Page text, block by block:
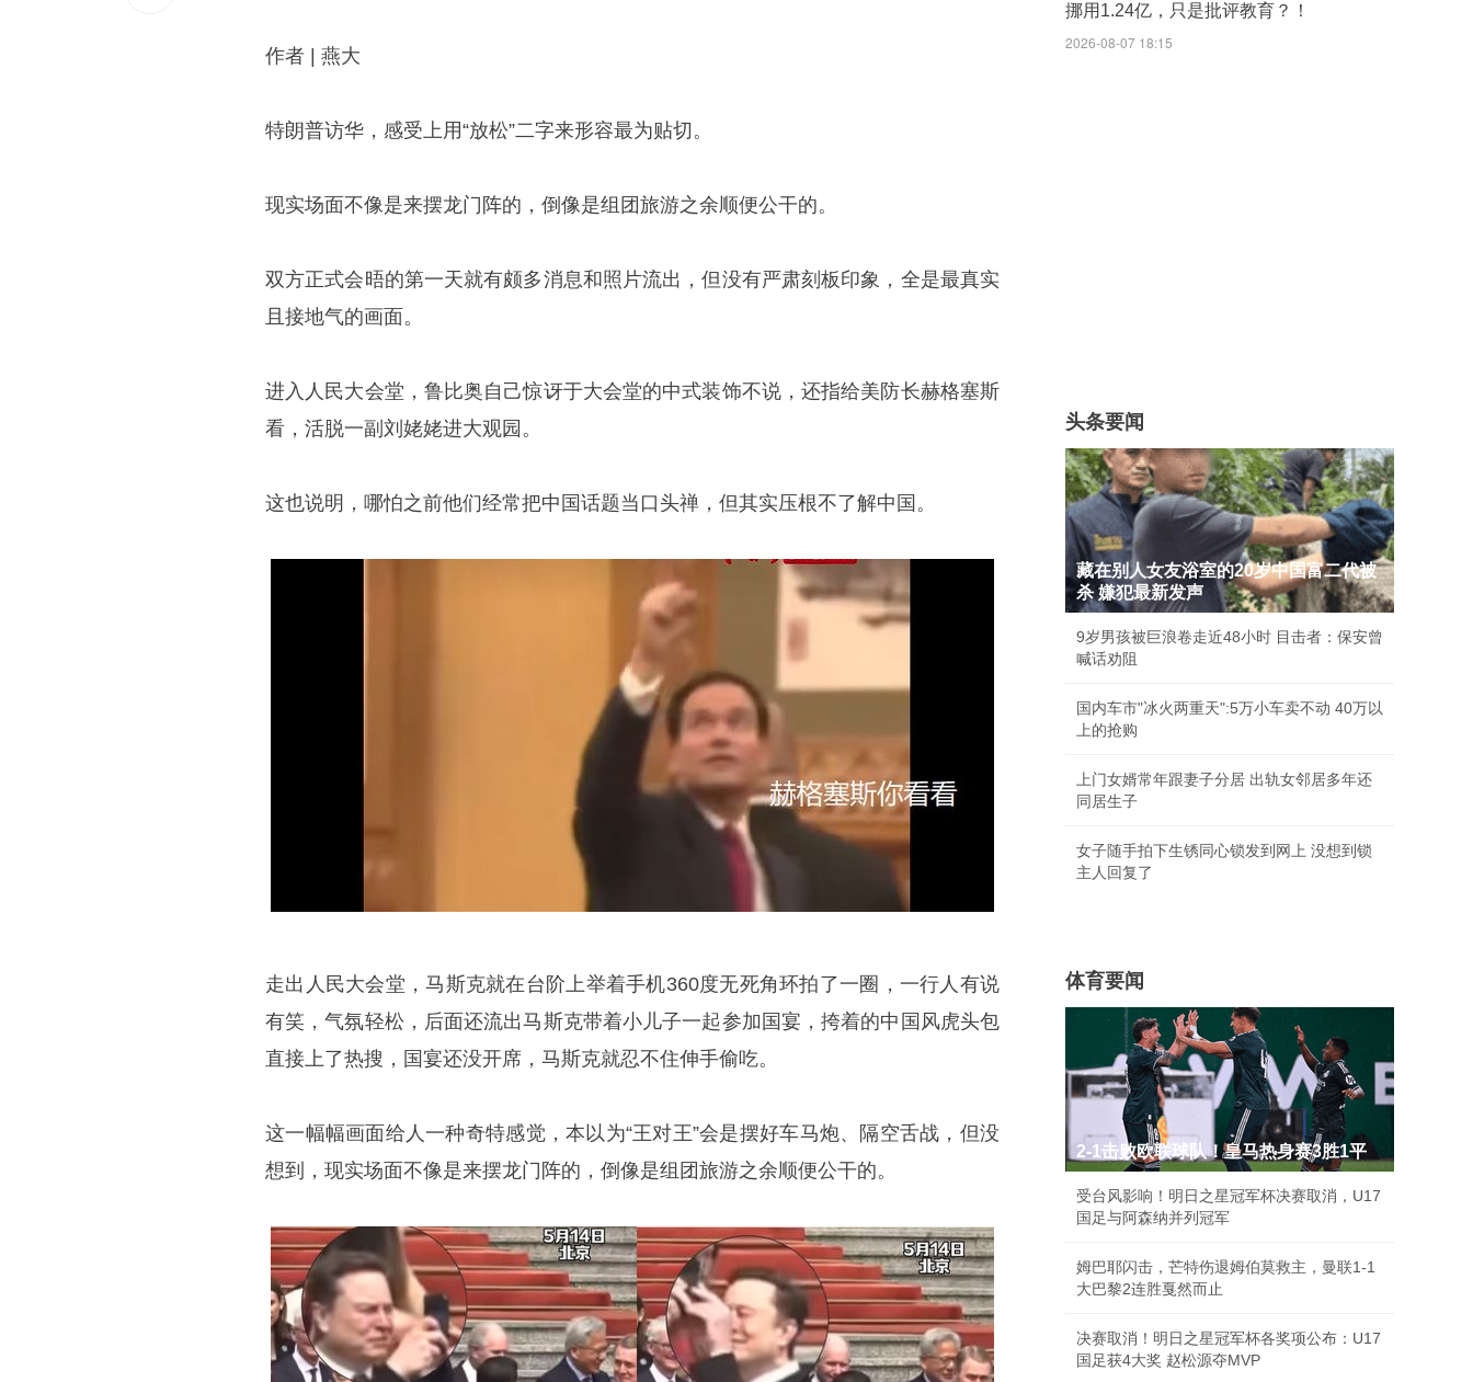
作者 | 燕大
特朗普访华，感受上用“放松”二字来形容最为贴切。
现实场面不像是来摆龙门阵的，倒像是组团旅游之余顺便公干的。
双方正式会晤的第一天就有颇多消息和照片流出，但没有严肃刻板印象，全是最真实
且接地气的画面。
进入人民大会堂，鲁比奥自己惊讶于大会堂的中式装饰不说，还指给美防长赫格塞斯
看，活脱一副刘姥姥进大观园。
这也说明，哪怕之前他们经常把中国话题当口头禅，但其实压根不了解中国。
走出人民大会堂，马斯克就在台阶上举着手机360度无死角环拍了一圈，一行人有说
有笑，气氛轻松，后面还流出马斯克带着小儿子一起参加国宴，挎着的中国风虎头包
直接上了热搜，国宴还没开席，马斯克就忍不住伸手偷吃。
这一幅幅画面给人一种奇特感觉，本以为“王对王”会是摆好车马炮、隔空舌战，但没
想到，现实场面不像是来摆龙门阵的，倒像是组团旅游之余顺便公干的。
挪用1.24亿，只是批评教育？！
2026-08-07 18:15
头条要闻
藏在别人女友浴室的20岁中国富二代被
杀 嫌犯最新发声
9岁男孩被巨浪卷走近48小时 目击者：保安曾
喊话劝阻
国内车市"冰火两重天":5万小车卖不动 40万以
上的抢购
上门女婿常年跟妻子分居 出轨女邻居多年还
同居生子
女子随手拍下生锈同心锁发到网上 没想到锁
主人回复了
体育要闻
2-1击败欧联球队！皇马热身赛3胜1平
受台风影响！明日之星冠军杯决赛取消，U17
国足与阿森纳并列冠军
姆巴耶闪击，芒特伤退姆伯莫救主，曼联1-1
大巴黎2连胜戛然而止
决赛取消！明日之星冠军杯各奖项公布：U17
国足获4大奖 赵松源夺MVP